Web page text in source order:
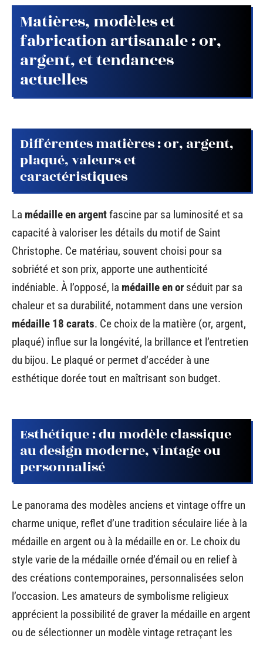
Matières, modèles et
fabrication artisanale : or,
argent, et tendances
actuelles
Différentes matières : or, argent,
plaqué, valeurs et
caractéristiques
La médaille en argentfascine par sa luminosité et sa
capacité à valoriser les détails du motif de Saint
Christophe. Ce matériau, souvent choisi pour sa
sobriété et son prix, apporte une authenticité
indéniable. À l’opposé, la médaille en or séduit par sa
chaleur et sa durabilité, notamment dans une version
médaille 18 carats. Ce choix de la matière (or, argent,
plaqué) influe sur la longévité, la brillance et l’entretien
du bijou. Le plaqué or permet d’accéder à une
esthétique dorée tout en maîtrisant son budget.
Esthétique : du modèle classique
au design moderne, vintage ou
personnalisé
Le panorama des modèles anciens et vintage offre un
charme unique, reflet d’une tradition séculaire liée à la
médaille en argent ou à la médaille en or. Le choix du
style varie de la médaille ornée d’émail ou en relief à
des créations contemporaines, personnalisées selon
l’occasion. Les amateurs de symbolisme religieux
apprécient la possibilité de graver la médaille en argent
ou de sélectionner un modèle vintage retraçant les